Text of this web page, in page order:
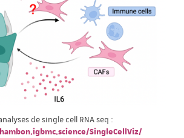
de single cell RNA seq :
SingleCellViz/